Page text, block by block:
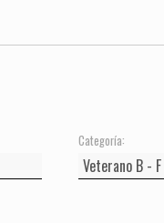
Categoría: